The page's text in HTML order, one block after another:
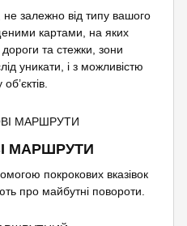
не залежно від типу вашого
картами, на яких
та стежки, зони
уникати, і з можливістю
МАРШРУТИ
покрокових вказівок
про майбутні повороти.